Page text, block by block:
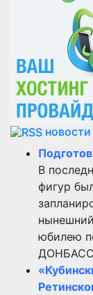
В
фигур
юбилею